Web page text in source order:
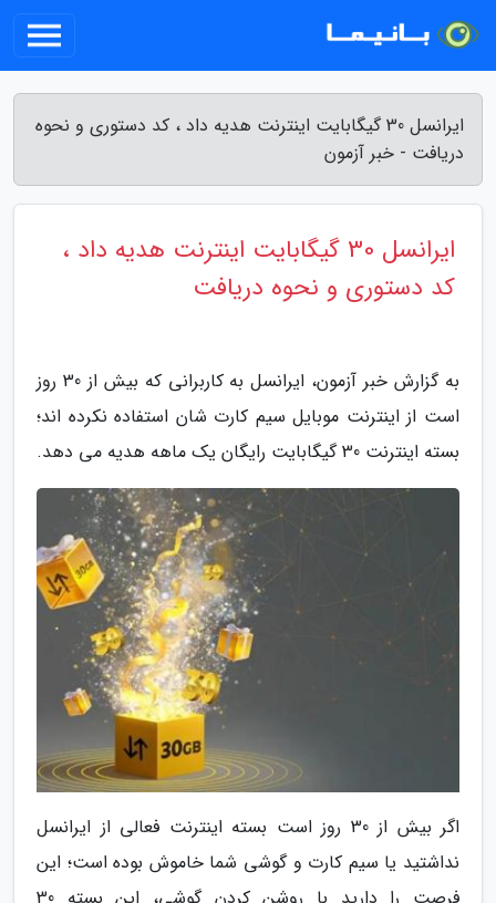
ایرانسل 30 گیگابایت اینترنت هدیه داد ، کد دستوری و نحوه
دریافت - خبر آزمون
ایرانسل 30 گیگابایت اینترنت هدیه داد ،
کد دستوری و نحوه دریافت
به گزارش خبر آزمون، ایرانسل به کاربرانی که بیش از 30 روز
است از اینترنت موبایل سیم کارت شان استفاده نکرده اند؛
بسته اینترنت 30 گیگابایت رایگان یک ماهه هدیه می دهد.
اگر بیش از 30 روز است بسته اینترنت فعالی از ایرانسل
نداشتید یا سیم کارت و گوشی شما خاموش بوده است؛ این